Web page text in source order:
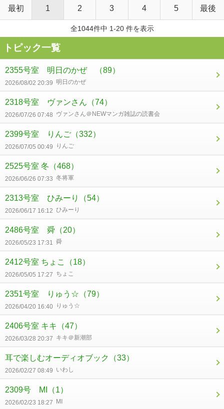
最初 1 2 3 4 5 最後
全1044件中 1-20 件を表示
トピック一覧
2355号室 明日のかぜ （89）
2026/08/02 20:39 明日のかぜ
2318号室 ヴァンさん （74）
2026/07/26 07:48 ヴァンさん＠NEWマンガ雑誌の読書会
2399号室 りんご （332）
2026/07/05 00:49 りんご
2525号室 冬 （468）
2026/06/26 07:33 冬将軍
2313号室 ひみーり （54）
2026/06/17 16:12 ひみーり
2486号室 舜 （20）
2026/05/23 17:31 舜
2412号室 ちょこ （18）
2026/05/05 17:27 ちょこ
2351号室 りゅう☆ （79）
2026/04/20 16:40 りゅう☆
2406号室 キキ （47）
2026/03/28 20:37 キキ＠新潮部
耳で楽しむオーディオブック （33）
2026/02/27 08:49 いわし
2309号 MI （1）
2026/02/23 18:27 MI